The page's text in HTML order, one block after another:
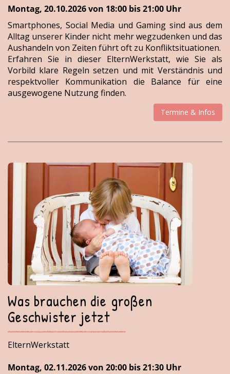
Montag, 20.10.2026 von 18:00 bis 21:00 Uhr
Smartphones, Social Media und Gaming sind aus dem
Alltag unserer Kinder nicht mehr wegzudenken und das
Aushandeln von Zeiten führt oft zu Konfliktsituationen.
Erfahren Sie in dieser ElternWerkstatt, wie Sie als
Vorbild klare Regeln setzen und mit Verständnis und
respektvoller Kommunikation die Balance für eine
ausgewogene Nutzung finden.
Termine & Infos
Was brauchen die großen
Geschwister jetzt
ElternWerkstatt
Montag, 02.11.2026 von 20:00 bis 21:30 Uhr